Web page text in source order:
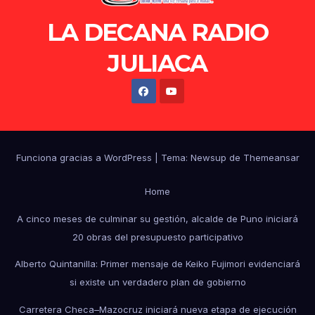
LA DECANA RADIO
JULIACA
Funciona gracias a WordPress Tema: Newsup de Themeansar
Home
A cinco meses de culminar su gestión, alcalde de Puno iniciará
20 obras del presupuesto participativo
Alberto Quintanilla: Primer mensaje de Keiko Fujimori evidenciará
si existe un verdadero plan de gobierno
Carretera Checa–Mazocruz iniciará nueva etapa de ejecución